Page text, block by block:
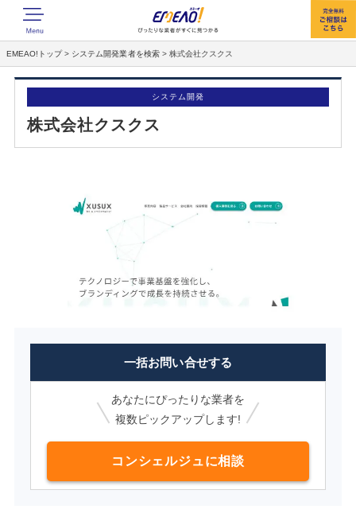
EMEAO!トップ > システム開発業者を検索 > 株式会社クスクス
システム開発
株式会社クスクス
一括お問い合せする
あなたにぴったりな業者を
複数ピックアップします!
コンシェルジュに相談